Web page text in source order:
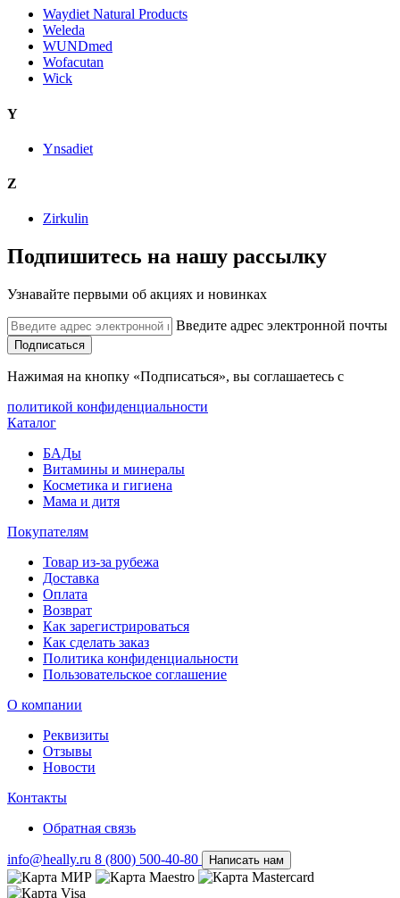
Waydiet Natural Products
Weleda
WUNDmed
Wofacutan
Wick
Y
Ynsadiet
Z
Zirkulin
Подпишитесь на нашу рассылку
Узнавайте первыми об акциях и новинках
Введите адрес электронной почты
Подписаться
Нажимая на кнопку «Подписаться», вы соглашаетесь с
политикой конфиденциальности
Каталог
БАДы
Витамины и минералы
Косметика и гигиена
Мама и дитя
Покупателям
Товар из-за рубежа
Доставка
Оплата
Возврат
Как зарегистрироваться
Как сделать заказ
Политика конфиденциальности
Пользовательское соглашение
О компании
Реквизиты
Отзывы
Новости
Контакты
Обратная связь
info@heally.ru 8 (800) 500-40-80 Написать нам